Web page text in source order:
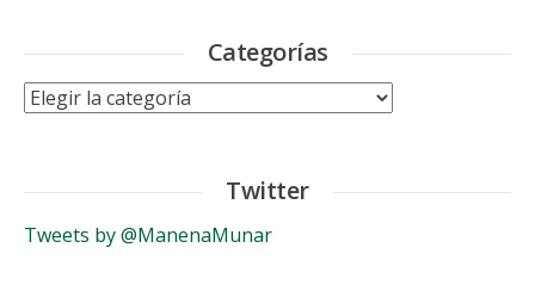
Categorías
Categorías
Twitter
Tweets by @ManenaMunar